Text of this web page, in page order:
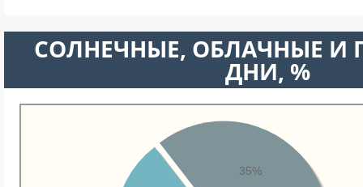
CОЛНЕЧНЫЕ, ОБЛАЧНЫЕ И
ДНИ, %
35%